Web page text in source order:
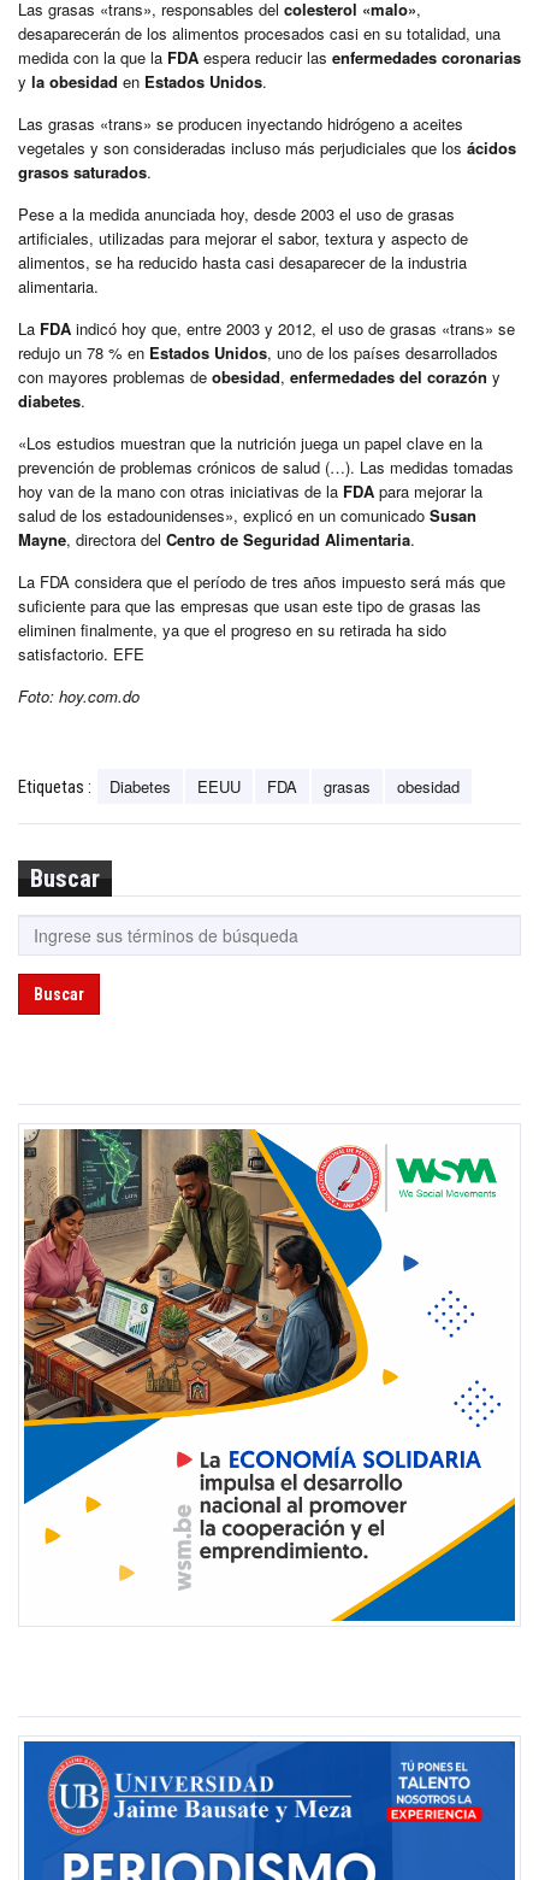
Las grasas «trans», responsables del colesterol «malo»,
desaparecerán de los alimentos procesados casi en su totalidad, una
medida con la que la FDA espera reducir las enfermedades coronarias
y la obesidad en Estados Unidos.
Las grasas «trans» se producen inyectando hidrógeno a aceites
vegetales y son consideradas incluso más perjudiciales que los ácidos
grasos saturados.
Pese a la medida anunciada hoy, desde 2003 el uso de grasas
artificiales, utilizadas para mejorar el sabor, textura y aspecto de
alimentos, se ha reducido hasta casi desaparecer de la industria
alimentaria.
La FDA indicó hoy que, entre 2003 y 2012, el uso de grasas «trans» se
redujo un 78 % en Estados Unidos, uno de los países desarrollados
con mayores problemas de obesidad, enfermedades del corazón y
diabetes.
«Los estudios muestran que la nutrición juega un papel clave en la
prevención de problemas crónicos de salud (…). Las medidas tomadas
hoy van de la mano con otras iniciativas de la FDA para mejorar la
salud de los estadounidenses», explicó en un comunicado Susan
Mayne, directora del Centro de Seguridad Alimentaria.
La FDA considera que el período de tres años impuesto será más que
suficiente para que las empresas que usan este tipo de grasas las
eliminen finalmente, ya que el progreso en su retirada ha sido
satisfactorio. EFE
Foto: hoy.com.do
Etiquetas : Diabetes EEUU FDA grasas obesidad
Buscar
Buscar